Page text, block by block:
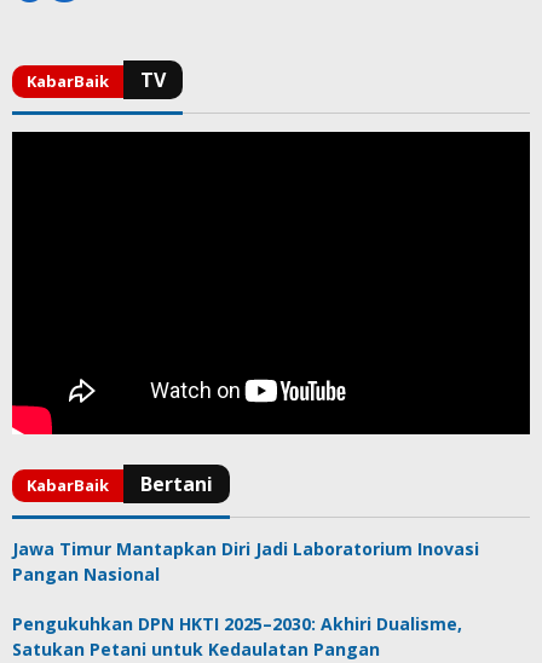
Jawa Timur Mantapkan Diri Jadi Laboratorium Inovasi
Pangan Nasional
Pengukuhkan DPN HKTI 2025–2030: Akhiri Dualisme,
Satukan Petani untuk Kedaulatan Pangan